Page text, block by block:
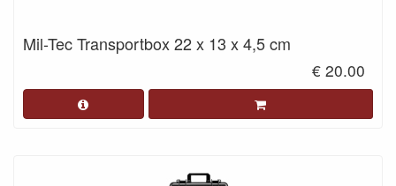
Mil-Tec Transportbox 22 x 13 x 4,5 cm
€ 20.00